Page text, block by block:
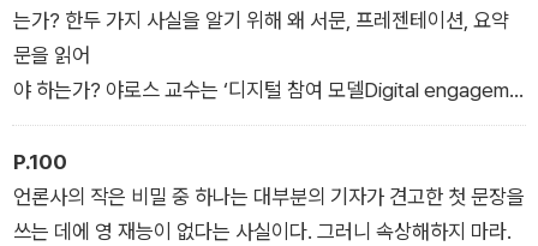
는가? 한두 가지 사실을 알기 위해 왜 서문, 프레젠테이션, 요약
문을 읽어
야 하는가? 야로스 교수는 ‘디지털 참여 모델Digital engageme
nt model’이라 부르는 자신의 최신 연구를 소개해 주었다. 연구
의 목적은 사용자가 서로 다른 정보 유형에 어떻게, 그리고 왜 참
여하는지 예측하는 것이었다. 스마트 브레비티의 결론은 이것이
다. 사람들은 참여하지 않는다.
P.100
언론사의 작은 비밀 중 하나는 대부분의 기자가 견고한 첫 문장을
쓰는 데에 영 재능이 없다는 사실이다. 그러니 속상해하지 마라.